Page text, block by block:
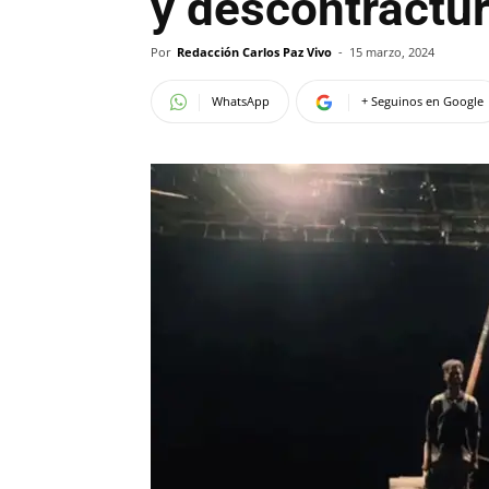
Por Redacción Carlos Paz Vivo - 15 marzo, 2024
WhatsApp + Seguinos en Google